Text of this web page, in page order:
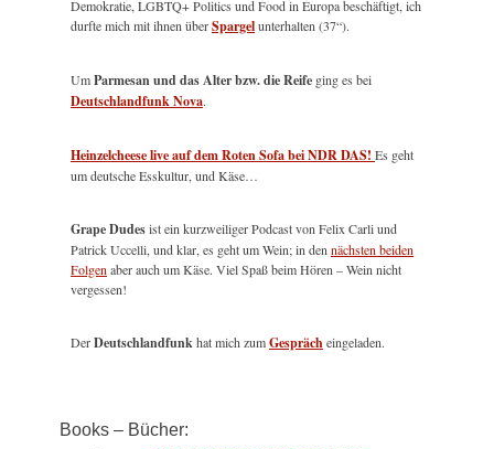
Demokratie, LGBTQ+ Politics und Food in Europa beschäftigt, ich
durfte mich mit ihnen überSpargelunterhalten (37“).
UmParmesan und das Alter bzw. die Reife ging es bei
Deutschlandfunk Nova.
Heinzelcheese live auf dem Roten Sofa bei NDR DAS! Es geht
um deutsche Esskultur, und Käse…
Grape Dudesist ein kurzweiliger Podcast von Felix Carli und
Patrick Uccelli, und klar, es geht um Wein; in dennächsten beiden
Folgenaber auch um Käse. Viel Spaß beim Hören – Wein nicht
vergessen!
DerDeutschlandfunkhat mich zumGesprächeingeladen.
Books – Bücher: